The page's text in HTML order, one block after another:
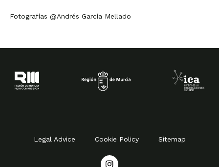
Fotografías @Andrés García Mellado
Legal Advice Cookie Policy Sitemap
I